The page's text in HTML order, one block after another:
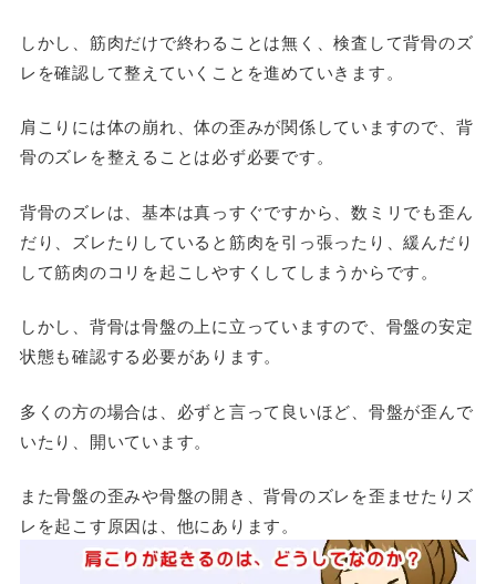
しかし、筋肉だけで終わることは無く、検査して背骨のズ
レを確認して整えていくことを進めていきます。
肩こりには体の崩れ、体の歪みが関係していますので、背
骨のズレを整えることは必ず必要です。
背骨のズレは、基本は真っすぐですから、数ミリでも歪ん
だり、ズレたりしていると筋肉を引っ張ったり、緩んだり
して筋肉のコリを起こしやすくしてしまうからです。
しかし、背骨は骨盤の上に立っていますので、骨盤の安定
状態も確認する必要があります。
多くの方の場合は、必ずと言って良いほど、骨盤が歪んで
いたり、開いています。
また骨盤の歪みや骨盤の開き、背骨のズレを歪ませたりズ
レを起こす原因は、他にあります。